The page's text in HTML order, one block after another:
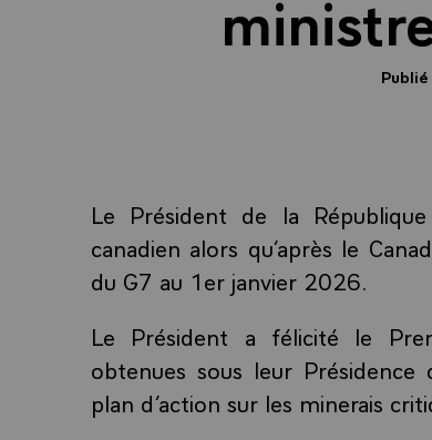
Le Président de la
canadien alors qu’après le
du G7 au 1er janvier 2026.
Le Président a félicité le
obtenues sous leur
plan d’action sur les minerais